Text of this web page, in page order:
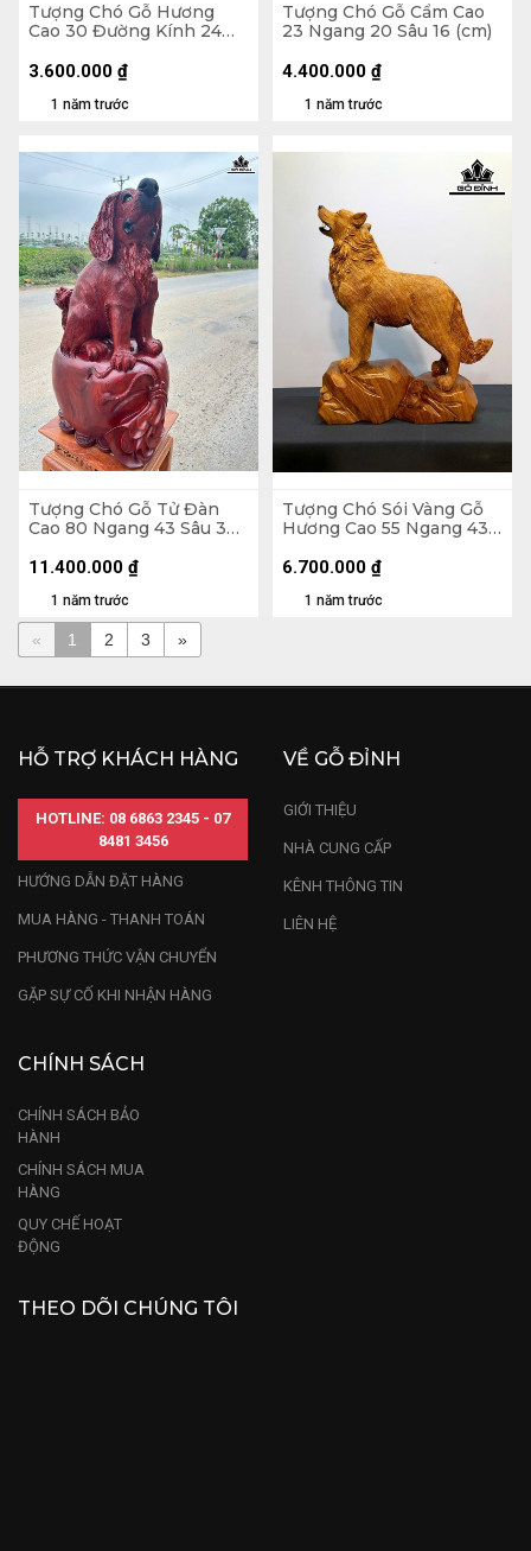
Tượng Chó Gỗ Hương
Cao 30 Đường Kính 24
1 năm trước
3.600.000 ₫
Tượng Chó Gỗ Cẩm Cao
23 Ngang 20 Sâu 16 (cm)
1 năm trước
4.400.000 ₫
Tượng Chó Gỗ Tử Đàn
Cao 80 Ngang 43 Sâu 34
1 năm trước
11.400.000 ₫
Tượng Chó Sói Vàng Gỗ
Hương Cao 55 Ngang 43
1 năm trước
6.700.000 ₫
« 1 2 3 »
HỖ TRỢ KHÁCH HÀNG
HOTLINE: 08 6863 2345 - 07
8481 3456
HƯỚNG DẪN ĐẶT HÀNG
MUA HÀNG - THANH TOÁN
PHƯƠNG THỨC VẬN CHUYỂN
GẶP SỰ CỐ KHI NHẬN HÀNG
VỀ GỖ ĐỈNH
GIỚI THIỆU
NHÀ CUNG CẤP
KÊNH THÔNG TIN
LIÊN HỆ
CHÍNH SÁCH
CHÍNH SÁCH BẢO
HÀNH
CHÍNH SÁCH MUA
HÀNG
QUY CHẾ HOẠT
ĐỘNG
THEO DÕI CHÚNG TÔI